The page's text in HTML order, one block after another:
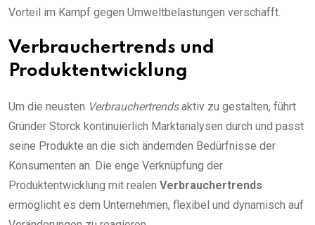
Vorteil im Kampf gegen Umweltbelastungen verschafft.
Verbrauchertrends und
Produktentwicklung
Um die neusten Verbrauchertrendsaktiv zu gestalten, führt
Gründer Storck kontinuierlich Marktanalysen durch und passt
seine Produkte an die sich ändernden Bedürfnisse der
Konsumenten an. Die enge Verknüpfung der
Produktentwicklung mit realen Verbrauchertrends
ermöglicht es dem Unternehmen, flexibel und dynamisch auf